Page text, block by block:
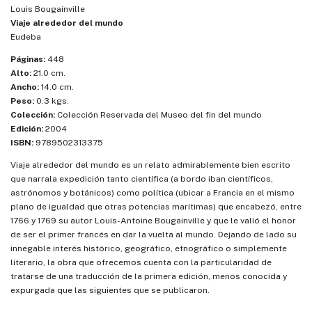
Louis Bougainville
Viaje alrededor del mundo
Eudeba
Páginas: 448
Alto: 21.0 cm.
Ancho: 14.0 cm.
Peso: 0.3 kgs.
Colección: Colección Reservada del Museo del fin del mundo
Edición: 2004
ISBN: 9789502313375
Viaje alrededor del mundo es un relato admirablemente bien escrito
que narrala expedición tanto científica (a bordo iban científicos,
astrónomos y botánicos) como política (ubicar a Francia en el mismo
plano de igualdad que otras potencias marítimas) que encabezó, entre
1766 y 1769 su autor Louis-Antoine Bougainville y que le valió el honor
de ser el primer francés en dar la vuelta al mundo. Dejando de lado su
innegable interés histórico, geográfico, etnográfico o simplemente
literario, la obra que ofrecemos cuenta con la particularidad de
tratarse de una traducción de la primera edición, menos conocida y
expurgada que las siguientes que se publicaron.